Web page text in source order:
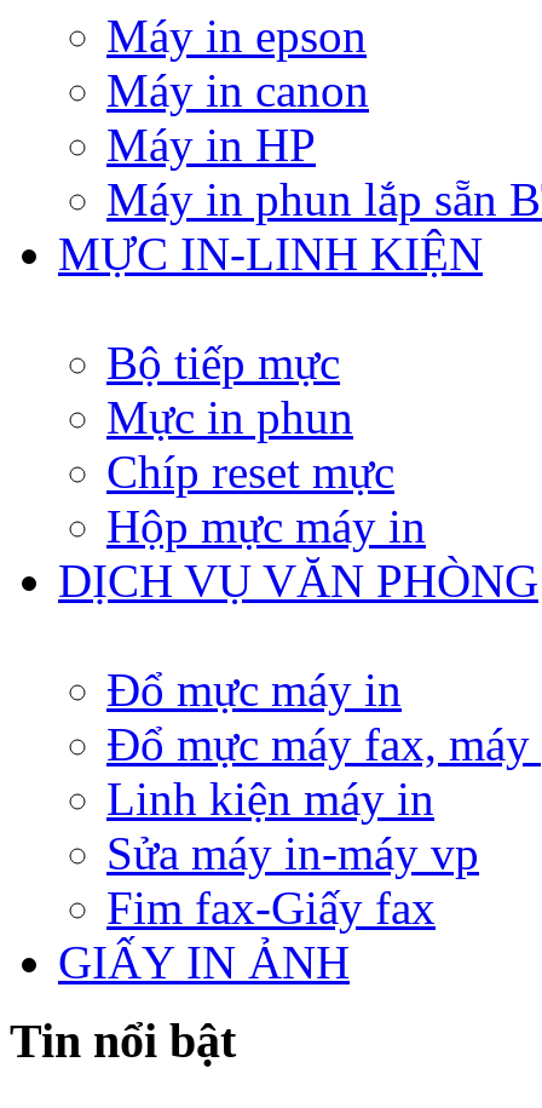
Máy in epson
Máy in canon
Máy in HP
Máy in phun lắp sẵn
MỰC IN-LINH KIỆN
Bộ tiếp mực
Mực in phun
Chíp reset mực
Hộp mực máy in
DỊCH VỤ VĂN PHÒNG
Đổ mực máy in
Đổ mực máy fax, máy
Linh kiện máy in
Sửa máy in-máy vp
Fim fax-Giấy fax
GIẤY IN ẢNH
Tin nổi bật